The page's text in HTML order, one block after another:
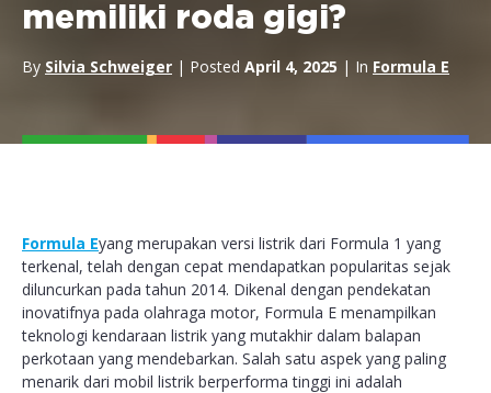
memiliki roda gigi?
By Silvia Schweiger | Posted April 4, 2025 | In Formula E
Formula Eyang merupakan versi listrik dari Formula 1 yang
terkenal, telah dengan cepat mendapatkan popularitas sejak
diluncurkan pada tahun 2014. Dikenal dengan pendekatan
inovatifnya pada olahraga motor, Formula E menampilkan
teknologi kendaraan listrik yang mutakhir dalam balapan
perkotaan yang mendebarkan. Salah satu aspek yang paling
menarik dari mobil listrik berperforma tinggi ini adalah